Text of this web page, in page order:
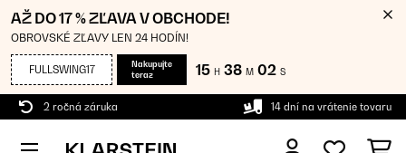
AŽ DO 17 % ZĽAVA V OBCHODE!
OBROVSKÉ ZĽAVY LEN 24 HODÍN!
FULLSWING17
Nakupujte
teraz
15 H 38 M 01 S
2 ročná záruka 14 dní na vrátenie tovaru